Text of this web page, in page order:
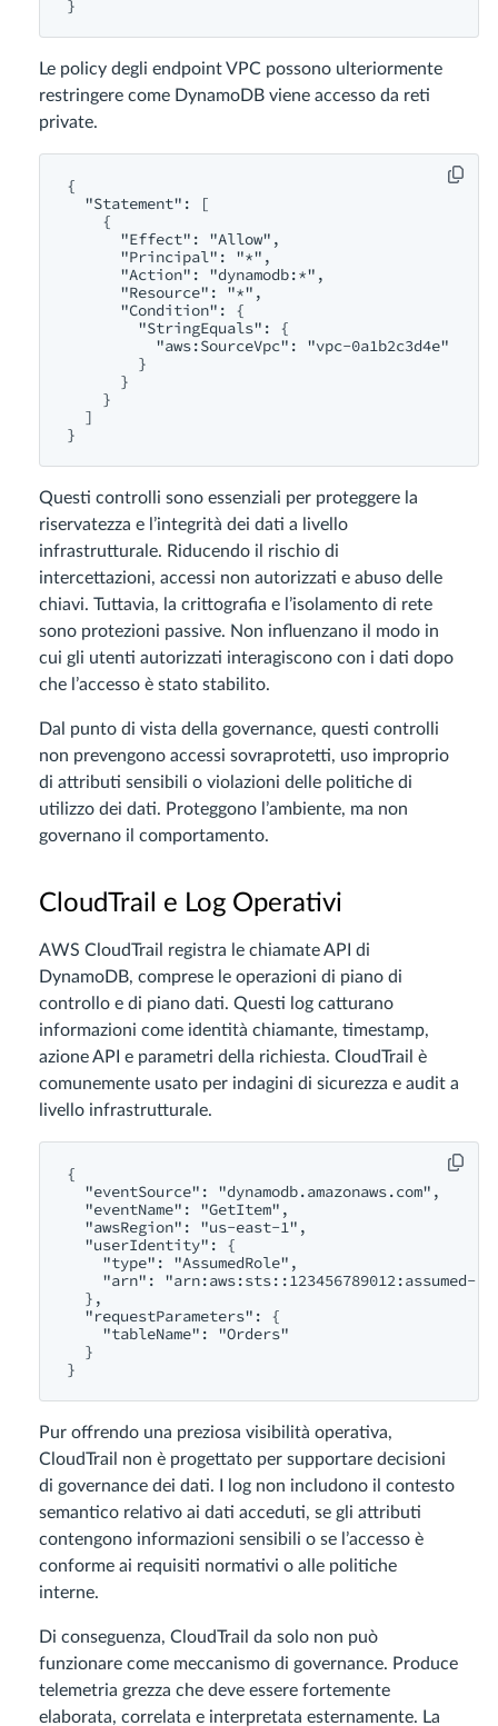
Le policy degli endpoint VPC possono ulteriormente
restringere come DynamoDB viene accesso da reti
private.
{
  "Statement": [
    {
      "Effect": "Allow",
      "Principal": "*",
      "Action": "dynamodb:*",
      "Resource": "*",
      "Condition": {
        "StringEquals": {
          "aws:SourceVpc": "vpc-0a1b2c3d4e"
        }
      }
    }
  ]
Questi controlli sono essenziali per proteggere la
riservatezza e l’integrità dei dati a livello
infrastrutturale. Riducendo il rischio di
intercettazioni, accessi non autorizzati e abuso delle
chiavi. Tuttavia, la crittografia e l’isolamento di rete
sono protezioni passive. Non influenzano il modo in
cui gli utenti autorizzati interagiscono con i dati dopo
che l’accesso è stato stabilito.
Dal punto di vista della governance, questi controlli
non prevengono accessi sovraprotetti, uso improprio
di attributi sensibili o violazioni delle politiche di
utilizzo dei dati. Proteggono l’ambiente, ma non
governano il comportamento.
CloudTrail e Log Operativi
AWS CloudTrail registra le chiamate API di
DynamoDB, comprese le operazioni di piano di
controllo e di piano dati. Questi log catturano
informazioni come identità chiamante, timestamp,
azione API e parametri della richiesta. CloudTrail è
comunemente usato per indagini di sicurezza e audit a
livello infrastrutturale.
{
  "eventSource": "dynamodb.amazonaws.com",
  "eventName": "GetItem",
  "awsRegion": "us-east-1",
  "userIdentity": {
    "type": "AssumedRole",
"arn": "arn:aws:sts::123456789012:assumed-
  },
  "requestParameters": {
    "tableName": "Orders"
  }
Pur offrendo una preziosa visibilità operativa,
CloudTrail non è progettato per supportare decisioni
di governance dei dati. I log non includono il contesto
semantico relativo ai dati acceduti, se gli attributi
contengono informazioni sensibili o se l’accesso è
conforme ai requisiti normativi o alle politiche
interne.
Di conseguenza, CloudTrail da solo non può
funzionare come meccanismo di governance. Produce
telemetria grezza che deve essere fortemente
elaborata, correlata e interpretata esternamente. La